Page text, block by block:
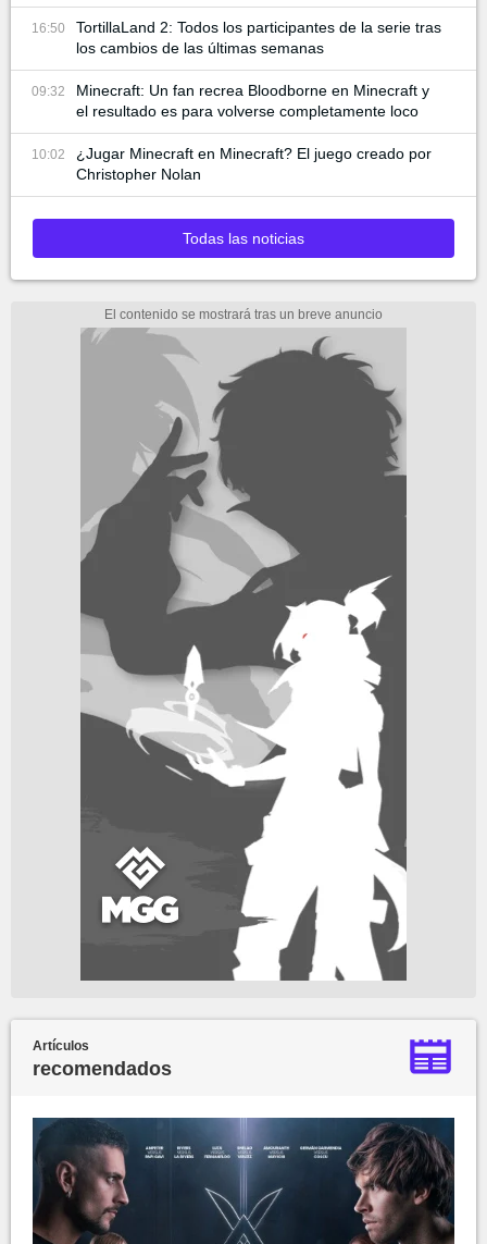
16:50
TortillaLand 2: Todos los participantes de la serie tras
los cambios de las últimas semanas
09:32
Minecraft: Un fan recrea Bloodborne en Minecraft y
el resultado es para volverse completamente loco
10:02
¿Jugar Minecraft en Minecraft? El juego creado por
Christopher Nolan
Todas las noticias
Artículos
recomendados